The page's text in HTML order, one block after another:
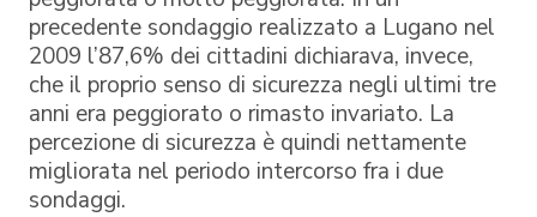
precedente sondaggio realizzato a Lugano nel
2009 l’87,6% dei cittadini dichiarava, invece,
che il proprio senso di sicurezza negli ultimi tre
anni era peggiorato o rimasto invariato. La
percezione di sicurezza è quindi nettamente
migliorata nel periodo intercorso fra i due
sondaggi.